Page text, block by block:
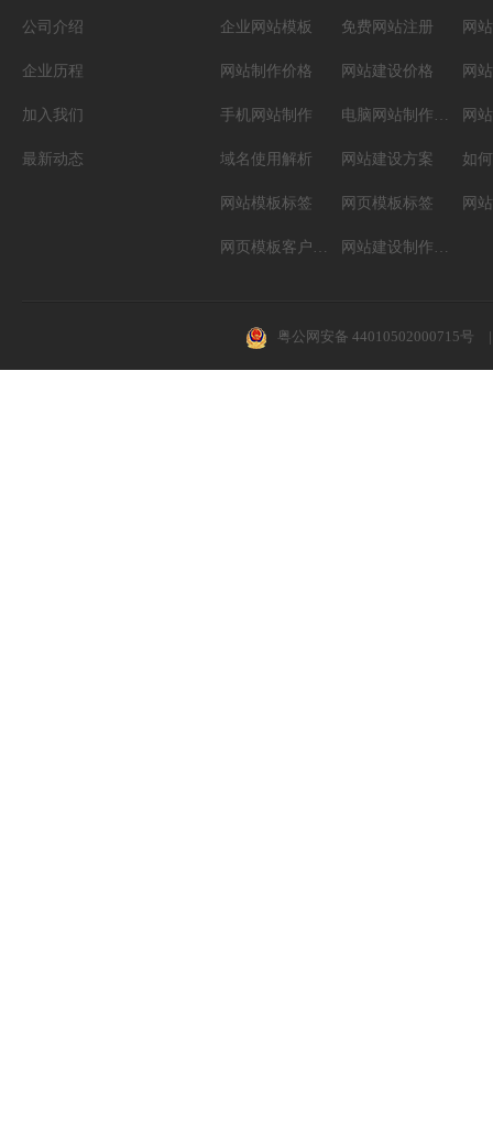
公司介绍
企业历程
加入我们
最新动态
企业网站模板 免费网站注册 网
网站制作价格 网站建设价格 网
手机网站制作 电脑网站制作设计 网
域名使用解析 网站建设方案 如
网站模板标签 网页模板标签
网页模板客户案例 网站建设制作知识
粤公网安备 44010502000715号 |